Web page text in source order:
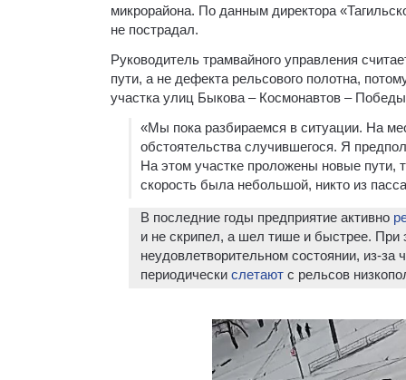
микрорайона. По данным директора
не пострадал.
Руководитель трамвайного управления
пути, а не дефекта рельсового полотна,
участка улиц Быкова – Космонавтов –
«Мы пока разбираемся в ситуации. На
обстоятельства случившегося. Я
На этом участке проложены новые пути,
скорость была небольшой, никто из
В последние годы предприятие активно
и не скрипел, а шел тише и быстрее. При
неудовлетворительном состоянии, из-за
периодически слетают с рельсов